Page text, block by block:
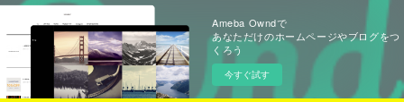
Ameba Owndで
あなただけのホームページやブログをつ
くろう
今すぐ試す